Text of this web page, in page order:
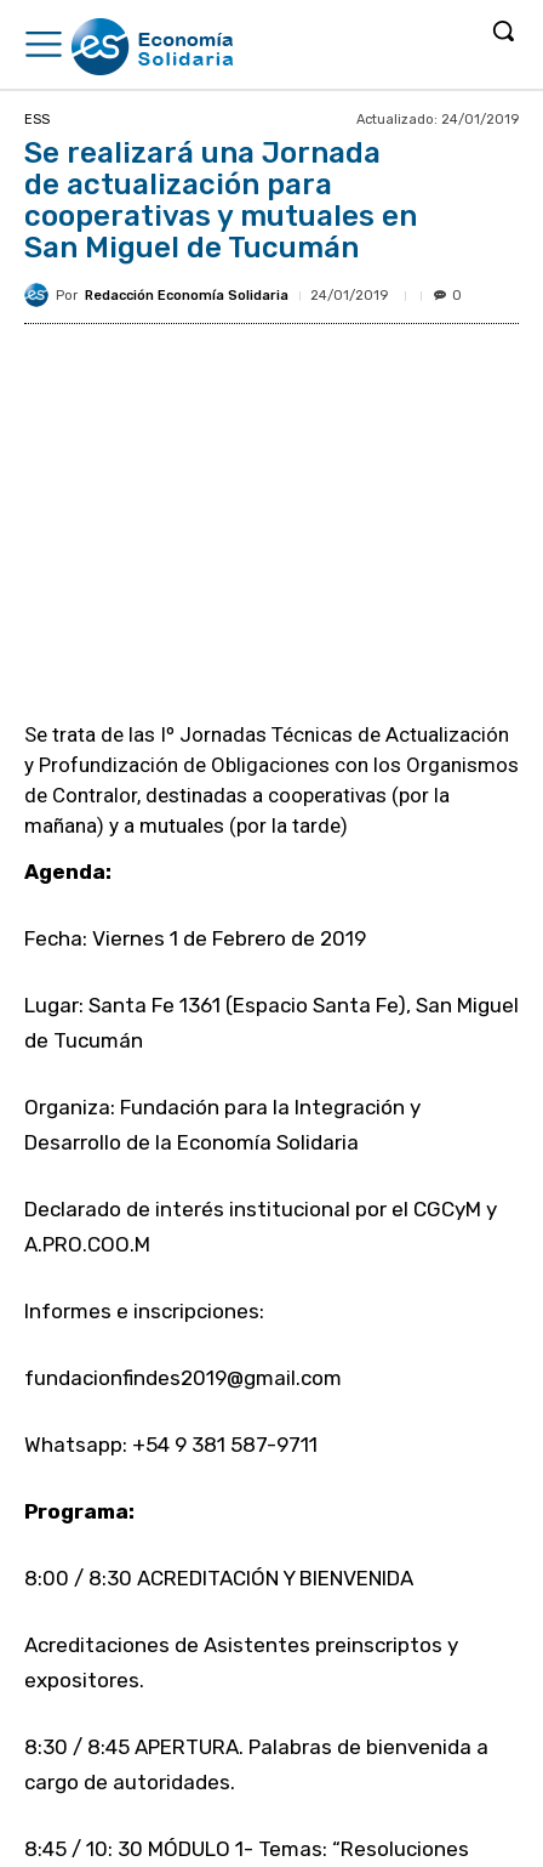
ESS Actualizado: 24/01/2019
Se realizará una Jornada
de actualización para
cooperativas y mutuales en
San Miguel de Tucumán
Por Redacción Economía Solidaria 24/01/2019 0
Se trata de las Iº Jornadas Técnicas de Actualización
y Profundización de Obligaciones con los Organismos
de Contralor, destinadas a cooperativas (por la
mañana) y a mutuales (por la tarde)
Agenda:
Fecha: Viernes 1 de Febrero de 2019
Lugar: Santa Fe 1361 (Espacio Santa Fe), San Miguel
de Tucumán
Organiza: Fundación para la Integración y
Desarrollo de la Economía Solidaria
Declarado de interés institucional por el CGCyM y
A.PRO.COO.M
Informes e inscripciones:
fundacionfindes2019@gmail.com
Whatsapp: +54 9 381 587-9711
Programa:
8:00 / 8:30 ACREDITACIÓN Y BIENVENIDA
Acreditaciones de Asistentes preinscriptos y
expositores.
8:30 / 8:45 APERTURA. Palabras de bienvenida a
cargo de autoridades.
8:45 / 10: 30 MÓDULO 1- Temas: “Resoluciones